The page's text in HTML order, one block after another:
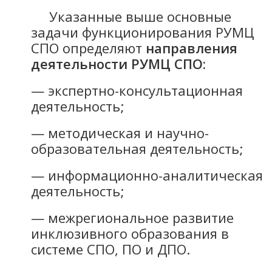
Указанные выше основные
задачи функционирования РУМЦ
СПО определяют направления
деятельности РУМЦ СПО:
— экспертно-консультационная
деятельность;
— методическая и научно-
образовательная деятельность;
— информационно-аналитическая
деятельность;
— межрегиональное развитие
инклюзивного образования в
системе СПО, ПО и ДПО.